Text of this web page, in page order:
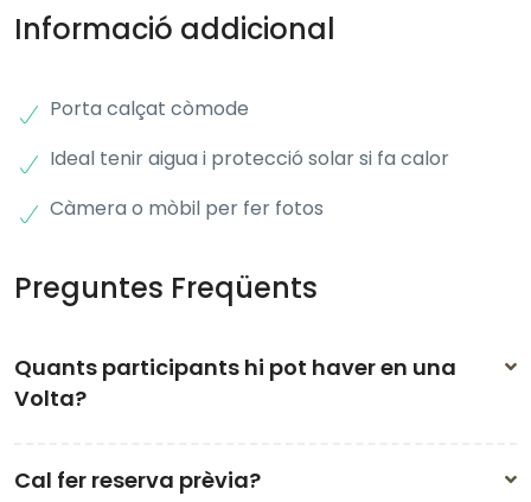
Informació addicional
Porta calçat còmode
Ideal tenir aigua i protecció solar si fa calor
Càmera o mòbil per fer fotos
Preguntes Freqüents
Quants participants hi pot haver en una
Volta?
5 i màxim 18-20 persones per garantir una
Cal fer reserva prèvia?